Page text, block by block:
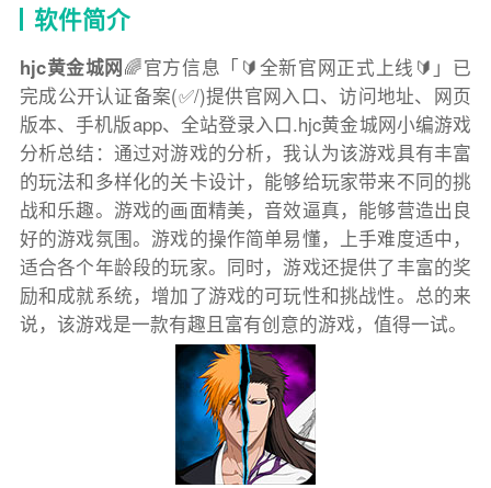
软件简介
hjc黄金城网🌈官方信息「🔰全新官网正式上线🔰」已
完成公开认证备案(✅/)提供官网入口、访问地址、网页
版本、手机版app、全站登录入口.hjc黄金城网小编游戏
分析总结：通过对游戏的分析，我认为该游戏具有丰富
的玩法和多样化的关卡设计，能够给玩家带来不同的挑
战和乐趣。游戏的画面精美，音效逼真，能够营造出良
好的游戏氛围。游戏的操作简单易懂，上手难度适中，
适合各个年龄段的玩家。同时，游戏还提供了丰富的奖
励和成就系统，增加了游戏的可玩性和挑战性。总的来
说，该游戏是一款有趣且富有创意的游戏，值得一试。